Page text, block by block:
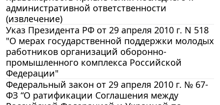
административной ответственности
(извлечение)
Указ Президента РФ от 29 апреля 2010 г. N 518
"О мерах государственной поддержки молодых
работников организаций оборонно-
промышленного комплекса Российской
Федерации"
Федеральный закон от 29 апреля 2010 г. № 67-
ФЗ “О ратификации Соглашения между